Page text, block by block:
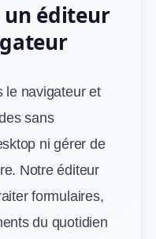
un éditeur
le navigateur et
sans
ni gérer de
Notre éditeur
formulaires,
du quotidien